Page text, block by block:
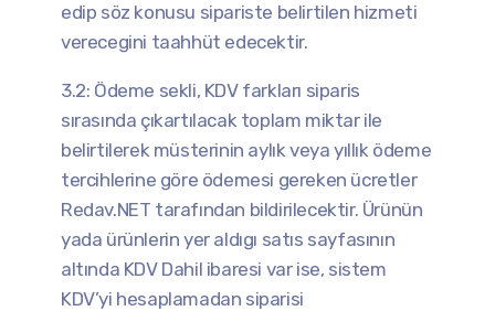
edip söz konusu sipariste belirtilen hizmeti
verecegini taahhüt edecektir.
3.2: Ödeme sekli, KDV farkları siparis
sırasında çıkartılacak toplam miktar ile
belirtilerek müsterinin aylık veya yıllık ödeme
tercihlerine göre ödemesi gereken ücretler
Redav.NET tarafından bildirilecektir. Ürünün
yada ürünlerin yer aldıgı satıs sayfasının
altında KDV Dahil ibaresi var ise, sistem
KDV’yi hesaplamadan siparisi